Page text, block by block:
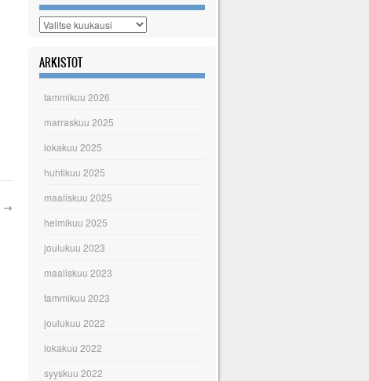
→
Arkistot
ARKISTOT
tammikuu 2026
marraskuu 2025
lokakuu 2025
huhtikuu 2025
maaliskuu 2025
helmikuu 2025
joulukuu 2023
maaliskuu 2023
tammikuu 2023
joulukuu 2022
lokakuu 2022
syyskuu 2022